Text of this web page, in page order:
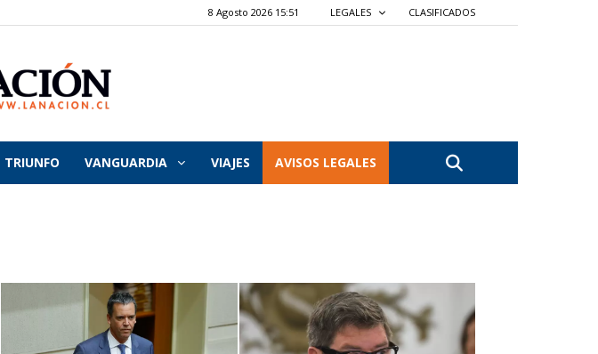
8 Agosto 2026 15:51 LEGALES CLASIFICADOS
La
Nación
TRIUNFO VANGUARDIA VIAJES AVISOS LEGALES